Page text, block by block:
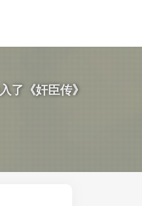
了《奸臣传》